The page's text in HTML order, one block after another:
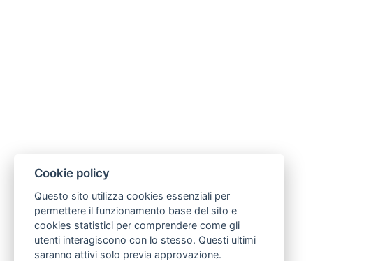
Cookie policy
Questo sito utilizza cookies essenziali per
permettere il funzionamento base del sito e
cookies statistici per comprendere come gli
utenti interagiscono con lo stesso. Questi ultimi
saranno attivi solo previa approvazione.